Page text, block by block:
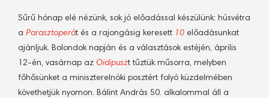
Sűrű hónap elé nézünk, sok jó előadással készülünk: húsvétra
a Parasztoperát és a rajongásig keresett 10 előadásunkat
ajánljuk. Bolondok napján és a választások estéjén, április
12-én, vasárnap az Oidipuszt tűztük műsorra, melyben
főhősünket a miniszterelnöki posztért folyó küzdelmében
követhetjük nyomon. Bálint András 50. alkalommal áll a